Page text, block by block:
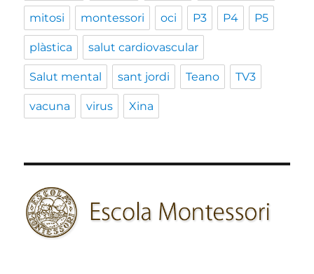
mitosi montessori oci P3 P4 P5
plàstica salut cardiovascular
Salut mental sant jordi Teano TV3
vacuna virus Xina